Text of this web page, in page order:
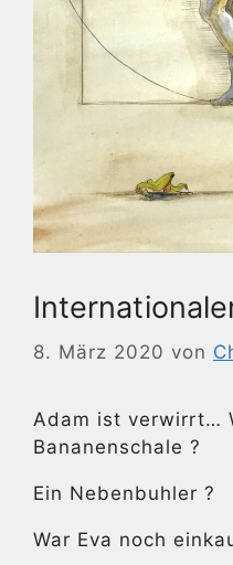
8. März 2020 von
Adam ist verwirrt…
Bananenschale ?
Ein Nebenbuhler ?
War Eva noch